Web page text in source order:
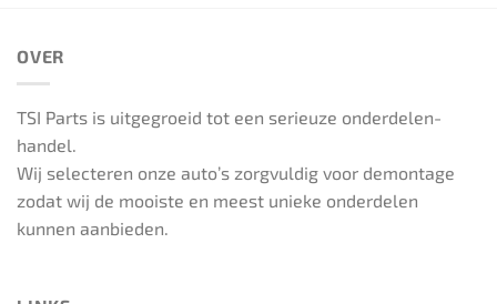
OVER
TSI Parts is uitgegroeid tot een serieuze onderdelen-
handel.
Wij selecteren onze auto’s zorgvuldig voor demontage
zodat wij de mooiste en meest unieke onderdelen
kunnen aanbieden.